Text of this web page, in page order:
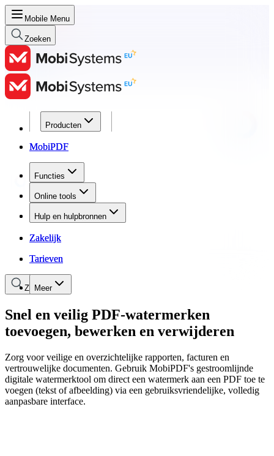
Mobile Menu
Zoeken
Producten
MobiPDF
Functies
Online tools
Hulp en hulpbronnen
Zakelijk
Tarieven
Meer
Producten
MobiPDF
Functies
Online tools
Hulp en hulpbronnen
Zakelijk
Tarieven
Zoeken
Snel en veilig PDF-watermerken
toevoegen, bewerken en verwijderen
Zorg voor veilige en overzichtelijke rapporten, facturen en
vertrouwelijke documenten. Gebruik MobiPDF's gestroomlijnde
digitale watermerktool om direct een watermerk aan een PDF toe te
voegen (tekst of afbeelding) via een gebruiksvriendelijke, volledig
aanpasbare interface.